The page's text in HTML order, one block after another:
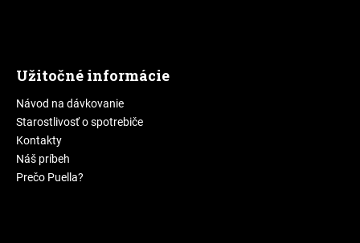
Užitočné informácie
Návod na dávkovanie
Starostlivosť o spotrebiče
Kontakty
Náš príbeh
Prečo Puella?